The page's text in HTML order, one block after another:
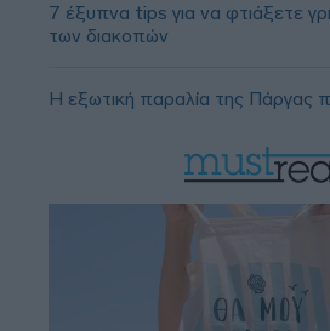
7 έξυπνα tips για να φτιάξετε
των διακοπών
Η εξωτική παραλία της Πάργας